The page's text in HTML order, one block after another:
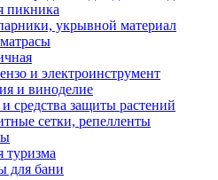
пикника
укрывной материал
и электроинструмент
и виноделие
средства защиты растений
сетки, репелленты
туризма
для бани